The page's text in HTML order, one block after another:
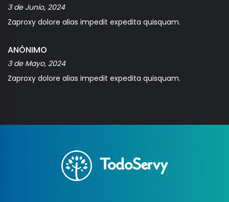
3 de Junio, 2024
Zaproxy dolore alias impedit expedita quisquam.
ANÓNIMO
3 de Mayo, 2024
Zaproxy dolore alias impedit expedita quisquam.